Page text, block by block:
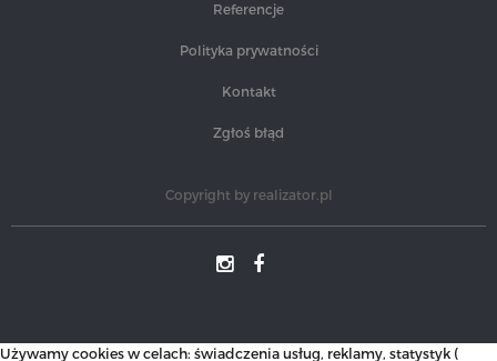
Referencje
Polityka prywatności
Kontakt
Zgłoś błąd
Copyright by realizator.pl
Używamy cookies w celach: świadczenia usług, reklamy, statystyk (